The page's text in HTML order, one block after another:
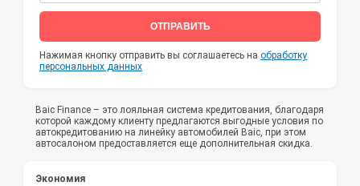
ОТПРАВИТЬ
Нажимая кнопку отправить вы соглашаетесь на обработку
персональных данных
Baic Finance – это лояльная система кредитования, благодаря
которой каждому клиенту предлагаются выгодные условия по
автокредитованию на линейку автомобилей Baic, при этом
автосалоном предоставляется еще дополнительная скидка.
Экономия